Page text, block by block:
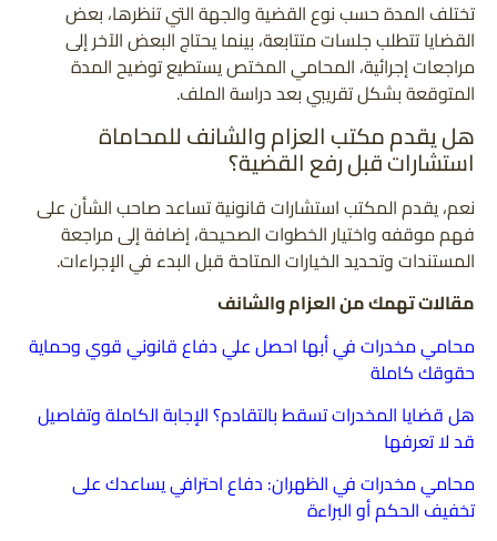
تختلف المدة حسب نوع القضية والجهة التي تنظرها، بعض
القضايا تتطلب جلسات متتابعة، بينما يحتاج البعض الآخر إلى
مراجعات إجرائية، المحامي المختص يستطيع توضيح المدة
المتوقعة بشكل تقريبي بعد دراسة الملف.
هل يقدم مكتب العزام والشانف للمحاماة
استشارات قبل رفع القضية؟
نعم، يقدم المكتب استشارات قانونية تساعد صاحب الشأن على
فهم موقفه واختيار الخطوات الصحيحة، إضافة إلى مراجعة
المستندات وتحديد الخيارات المتاحة قبل البدء في الإجراءات.
مقالات تهمك من العزام والشانف
محامي مخدرات في أبها احصل علي دفاع قانوني قوي وحماية
حقوقك كاملة
هل قضايا المخدرات تسقط بالتقادم؟ الإجابة الكاملة وتفاصيل
قد لا تعرفها
محامي مخدرات في الظهران: دفاع احترافي يساعدك على
تخفيف الحكم أو البراءة